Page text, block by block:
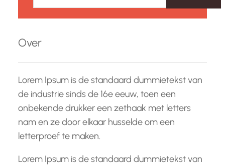
k
n
Over
Lorem Ipsum is de standaard dummietekst van
de industrie sinds de 16e eeuw, toen een
onbekende drukker een zethaak met letters
nam en ze door elkaar husselde om een
letterproef te maken.
Lorem Ipsum is de standaard dummietekst van